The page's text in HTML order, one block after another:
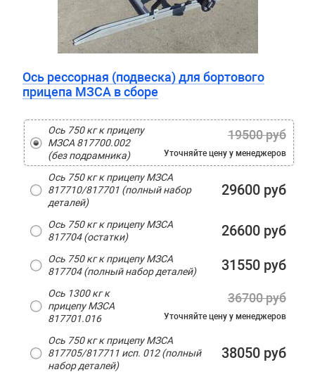
Ось рессорная (подвеска) для бортового
прицепа МЗСА в сборе
Ось 750 кг к прицепу
МЗСА 817700.002
(без подрамника)
19500 руб
Уточняйте цену у менеджеров
Ось 750 кг к прицепу МЗСА
817710/817701 (полный набор
деталей)
29600 руб
Ось 750 кг к прицепу МЗСА
817704 (остатки)
26600 руб
Ось 750 кг к прицепу МЗСА
817704 (полный набор деталей)
31550 руб
Ось 1300 кг к
прицепу МЗСА
817701.016
36700 руб
Уточняйте цену у менеджеров
Ось 750 кг к прицепу МЗСА
817705/817711 исп. 012 (полный
набор деталей)
38050 руб